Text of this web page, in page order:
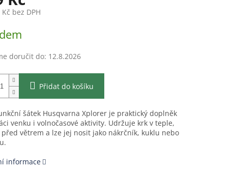
bez DPH
doručit do: 12.8.2026
Přidat do košíku
šátek Husqvarna Xplorer je praktický doplněk
venku i volnočasové aktivity. Udržuje krk v teple,
větrem a lze jej nosit jako nákrčník, kuklu nebo
informace